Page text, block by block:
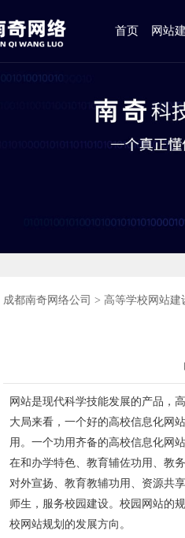
首页 网站
成都南奇网络公司 > 高等学校网站建
网站是现代科学技能发展的产品，
大局来看，一个好的高校信息化网
用。一个功用齐备的高校信息化网
在和办学特色、教育辅佐功用、教
对外宣扬、教育教辅功用、资源共
师生，服务校园建设。校园网站的
校网站规划的发展方向。